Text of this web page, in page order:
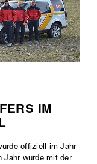
IM
offiziell im Jahr
Jahr wurde mit der